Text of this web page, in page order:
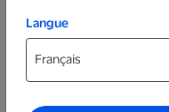
Affiches et cadres
Tuile murale
Langue